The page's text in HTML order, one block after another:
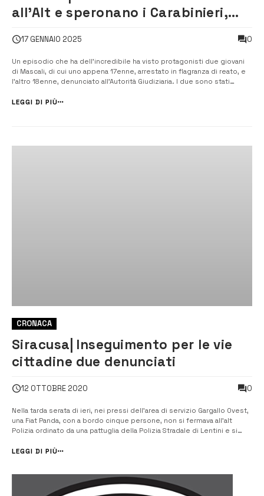
all’Alt e speronano i Carabinieri,
17 GENNAIO 2025 0
Un episodio che ha dell’incredibile ha visto protagonisti due giovani
di Mascali, di cui uno appena 17enne, arrestato in flagranza di reato, e
l’altro 18enne, denunciato all’Autorità Giudiziaria. I due sono stati
pubblico ufficiale e danneggiamento, dopo un i...
LEGGI DI PIÙ
CRONACA
Siracusa| Inseguimento per le vie
cittadine due denunciati
12 OTTOBRE 2020 0
Nella tarda serata di ieri, nei pressi dell’area di servizio Gargallo Ovest,
una Fiat Panda, con a bordo cinque persone, non si fermava all’alt
Polizia ordinato da una pattuglia della Polizia Stradale di Lentini e si
porte di Siracusa dove i fuggitivi venivano intercettati e [&...
LEGGI DI PIÙ